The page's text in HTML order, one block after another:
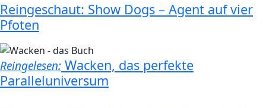
Reingeschaut: Show Dogs – Agent auf vier
Pfoten
Reingelesen: Wacken, das perfekte
Paralleluniversum